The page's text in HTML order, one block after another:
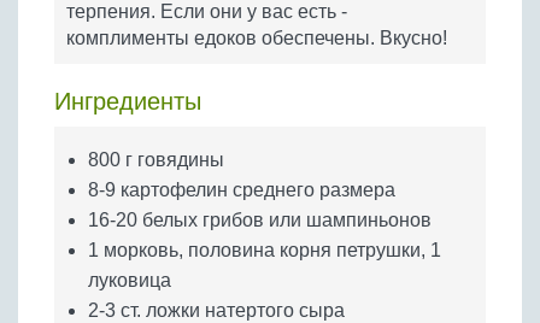
Бобовые
Яйца
терпения. Если они у вас есть -
комплименты едоков обеспечены. Вкусно!
Ингредиенты
800 г говядины
8-9 картофелин среднего размера
16-20 белых грибов или шампиньонов
1 морковь, половина корня петрушки, 1
луковица
2-3 ст. ложки натертого сыра